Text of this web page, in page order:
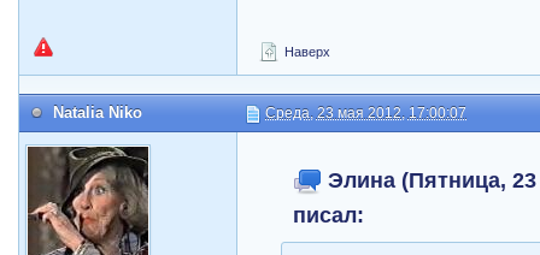
Наверх
Natalia Niko Среда, 23 мая 2012, 17:00:07
Элина (Пятница, 23
писал: